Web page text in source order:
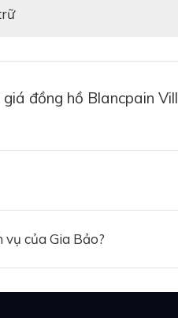
thêm: Đồng Hồ Blancpain
đồng hồ Blancpain
của Gia Bảo?